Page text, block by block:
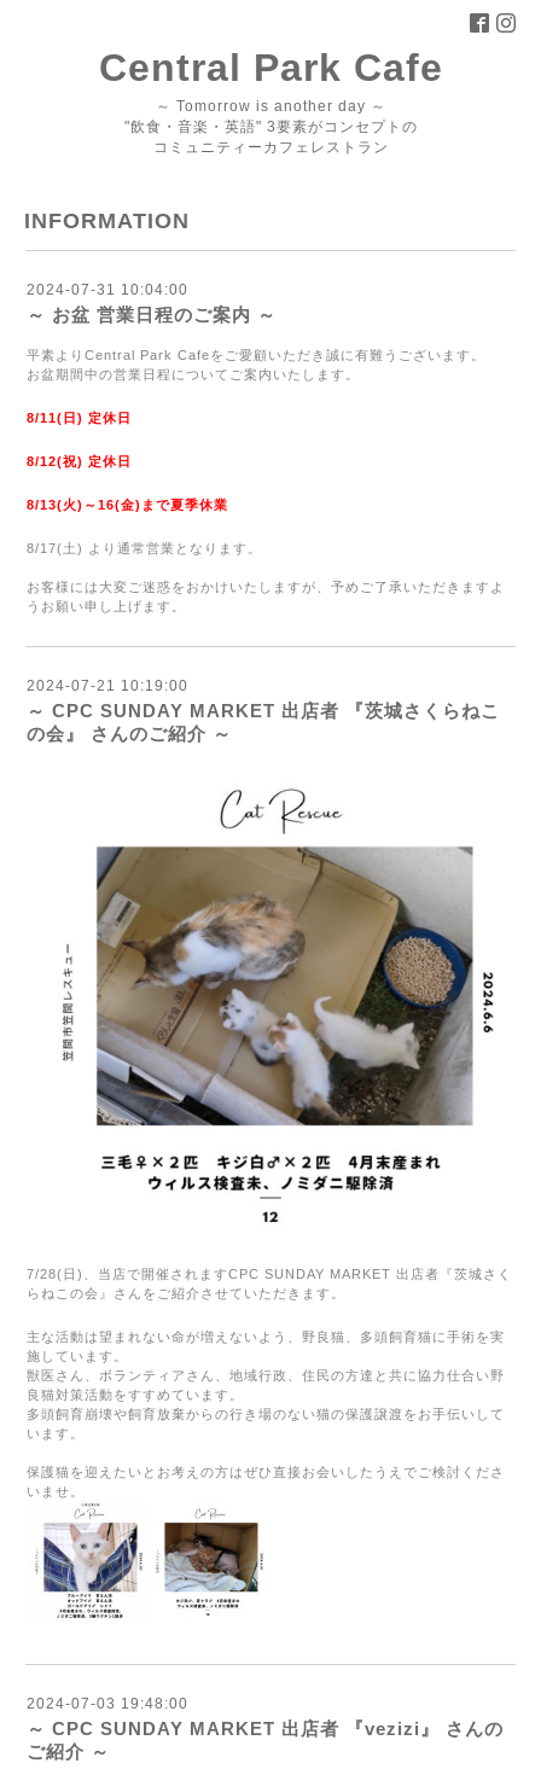
Central Park Cafe
～ Tomorrow is another day ～
"飲食・音楽・英語" 3要素がコンセプトの
コミュニティーカフェレストラン
INFORMATION
2024-07-31 10:04:00
～ お盆 営業日程のご案内 ～
平素よりCentral Park Cafeをご愛顧いただき誠に有難うございます。
お盆期間中の営業日程についてご案内いたします。
8/11(日) 定休日
8/12(祝) 定休日
8/13(火)～16(金)まで夏季休業
8/17(土) より通常営業となります。
お客様には大変ご迷惑をおかけいたしますが、予めご了承いただき ますよ
うお願い申し上げます。
2024-07-21 10:19:00
～ CPC SUNDAY MARKET 出店者 『茨城さくらねこ
の会』 さんのご紹介 ～
7/28( 日 )、 当店で開催されますCPC SUNDAY MARKET 出店者『茨城さく
らねこの会』さんをご紹介させていただきます。
主な活動は望まれない命が増えないよう、野良猫、多頭飼育猫に手術を実
施しています。
獣医さん、ボランティアさん、地域行政、住民の方達と共に協力仕合い野
良猫対策活動をすすめています。
多頭飼育崩壊や飼育放棄からの行き場のない猫の保護譲渡をお手伝いして
います。
保護猫を迎えたいとお考えの方はぜひ直接お会いしたうえでご検討くださ
いませ。
2024-07-03 19:48:00
～ CPC SUNDAY MARKET 出店者 『vezizi』 さんの
ご紹介 ～